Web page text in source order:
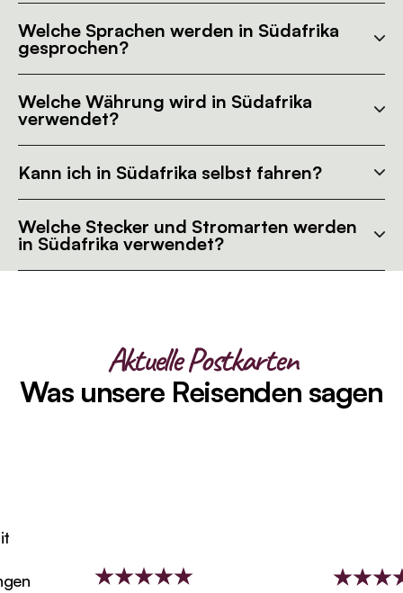
Welche Sprachen werden in Südafrika
gesprochen?
Welche Währung wird in Südafrika
verwendet?
Kann ich in Südafrika selbst fahren?
Welche Stecker und Stromarten werden
in Südafrika verwendet?
Aktuelle Postkarten
Was unsere Reisenden sagen